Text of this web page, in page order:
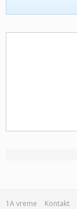
1A vreme Kontakt